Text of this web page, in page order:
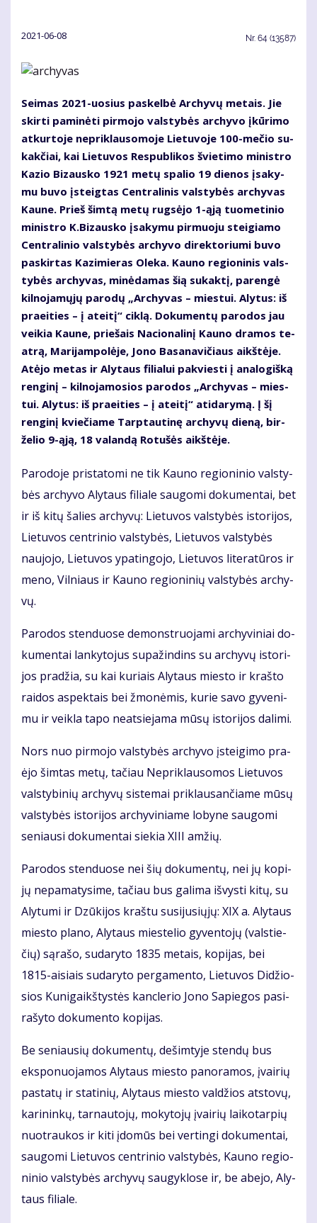
2021-06-08 Nr. 64 (13587)
Sei­mas 2021-uo­sius pa­skel­bė Ar­chy­vų me­tais. Jie
skir­ti pa­mi­nė­ti pir­mo­jo vals­ty­bės ar­chy­vo įkū­ri­mo
at­kur­to­je ne­pri­klau­so­mo­je Lie­tu­vo­je 100-me­čio su­
kak­čiai, kai Lie­tu­vos Res­pub­li­kos švie­ti­mo mi­nist­ro
Ka­zio Bi­zaus­ko 1921 me­tų spa­lio 19 die­nos įsa­ky­
mu bu­vo įsteig­tas Cen­tra­li­nis vals­ty­bės ar­chy­vas
Kau­ne. Prieš šim­tą me­tų rug­sė­jo 1-ąją tuo­me­ti­nio
mi­nist­ro K.Bi­zaus­ko įsa­ky­mu pir­muo­ju stei­gia­mo
Cen­tra­li­nio vals­ty­bės ar­chy­vo di­rek­to­riu­mi bu­vo
pa­skir­tas Ka­zi­mie­ras Ole­ka. Kau­no re­gio­ni­nis vals­
ty­bės ar­chy­vas, mi­nė­da­mas šią su­kak­tį, pa­ren­gė
kil­no­ja­mų­jų pa­ro­dų „Archyvas – miestui. Alytus: iš
praeities – į ateitį“ cik­lą. Do­ku­men­tų pa­ro­dos jau
vei­kia Kau­ne, prie­šais Na­cio­na­li­nį Kau­no dra­mos te­
at­rą, Ma­ri­jam­po­lė­je, Jo­no Ba­sa­na­vi­čiaus aikš­tė­je.
At­ėjo me­tas ir Aly­taus fi­lia­lui pa­kvies­ti į ana­lo­giš­ką
ren­gi­nį – kil­no­ja­mo­sios pa­ro­dos „Ar­chy­vas – mies­
tui. Alytus: iš praeities – į ateitį“ ati­da­ry­mą. Į šį
ren­gi­nį kvie­čia­me Tarp­tau­ti­nę ar­chy­vų die­ną, bir­
že­lio 9-ąją, 18 va­lan­dą Ro­tu­šės aikš­tė­je.
Pa­ro­do­je pri­sta­to­mi ne tik Kau­no re­gio­ni­nio vals­ty­
bės ar­chy­vo Aly­taus fi­lia­le sau­go­mi do­ku­men­tai, bet
ir iš ki­tų ša­lies ar­chy­vų: Lie­tu­vos vals­ty­bės is­to­ri­jos,
Lie­tu­vos cen­tri­nio vals­ty­bės, Lie­tu­vos vals­ty­bės
nau­jo­jo, Lie­tu­vos ypa­tin­go­jo, Lie­tu­vos li­te­ra­tū­ros ir
me­no, Vil­niaus ir Kau­no re­gio­ni­nių vals­ty­bės ar­chy­
vų.
Pa­ro­dos sten­duo­se de­monst­ruo­ja­mi ar­chy­vi­niai do­
ku­men­tai lan­ky­to­jus su­pa­žin­dins su ar­chy­vų is­to­ri­
jos pra­džia, su kai ku­riais Aly­taus mies­to ir kraš­to
rai­dos as­pek­tais bei žmo­nė­mis, ku­rie sa­vo gy­ve­ni­
mu ir veik­la ta­po ne­at­sie­ja­ma mū­sų is­to­ri­jos da­li­mi.
Nors nuo pir­mo­jo vals­ty­bės ar­chy­vo įstei­gi­mo pra­
ėjo šim­tas me­tų, ta­čiau Ne­pri­klau­so­mos Lie­tu­vos
vals­ty­bi­nių ar­chy­vų sis­te­mai pri­klau­san­čia­me mū­sų
vals­ty­bės is­to­ri­jos ar­chy­vi­nia­me lo­by­ne sau­go­mi
se­niau­si do­ku­men­tai sie­kia XI­II am­žių.
Pa­ro­dos sten­duo­se nei šių do­ku­men­tų, nei jų ko­pi­
jų ne­pa­ma­ty­si­me, ta­čiau bus ga­li­ma iš­vys­ti ki­tų, su
Aly­tu­mi ir Dzū­ki­jos kraš­tu su­si­ju­sių­jų: XIX a. Aly­taus
mies­to pla­no, Aly­taus mies­te­lio gy­ven­to­jų (vals­tie­
čių) są­ra­šo, su­da­ry­to 1835 me­tais, ko­pi­jas, bei
1815-ai­siais su­da­ry­to per­ga­men­to, Lie­tu­vos Di­džio­
sios Ku­ni­gaikš­tys­tės kanc­le­rio Jo­no Sa­pie­gos pa­si­
ra­šy­to do­ku­men­to ko­pi­jas.
Be se­niau­sių do­ku­men­tų, de­šim­ty­je sten­dų bus
eks­po­nuo­ja­mos Aly­taus mies­to pa­no­ra­mos, įvai­rių
pa­sta­tų ir sta­ti­nių, Aly­taus mies­to val­džios at­sto­vų,
ka­ri­nin­kų, tar­nau­to­jų, mo­ky­to­jų įvai­rių lai­ko­tar­pių
nuo­trau­kos ir ki­ti įdo­mūs bei ver­tin­gi do­ku­men­tai,
sau­go­mi Lie­tu­vos cen­tri­nio vals­ty­bės, Kau­no re­gio­
ni­nio vals­ty­bės ar­chy­vų sau­gyk­lo­se ir, be abe­jo, Aly­
taus fi­lia­le.